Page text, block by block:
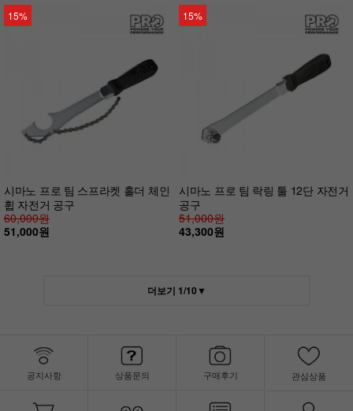
15%
시마노 프로 팀 스프라켓 홀더 체인
휩 자전거 공구
60,000원
51,000원
15%
시마노 프로 팀 락링 툴 12단 자전거
공구
51,000원
43,300원
더보기 1/10▼
공지사항 상품문의 구매후기 관심상품